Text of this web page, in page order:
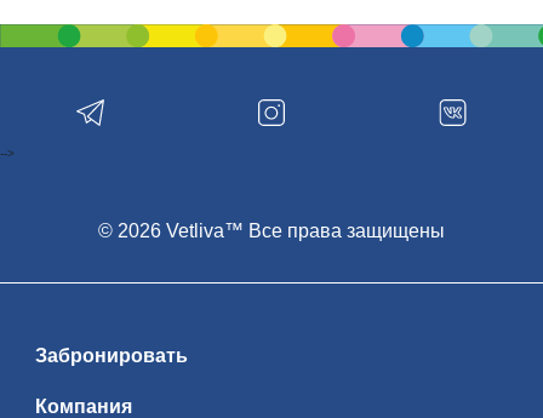
Забронировать
Компания
© 2026 Vetliva™ Все права защищены
-->